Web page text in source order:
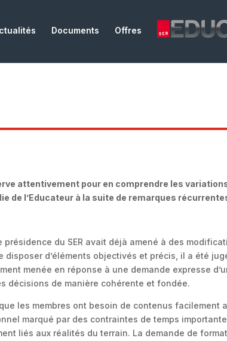
Documents Offres
attentivement pour en comprendre les
de l’Educateur à la suite de remarques
du SER avait déjà amené à des
disposer d’éléments objectivés et précis, il a été
menée en réponse à une demande expresse
décisions de manière cohérente et fondée.
les membres ont besoin de contenus
marqué par des contraintes de temps
liés aux réalités du terrain. La demande de